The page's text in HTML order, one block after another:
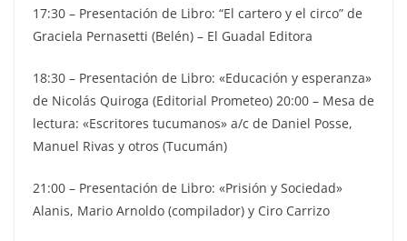
17:30 – Presentación de Libro: “El cartero y el circo” de
Graciela Pernasetti (Belén) – El Guadal Editora
18:30 – Presentación de Libro: «Educación y esperanza»
de Nicolás Quiroga (Editorial Prometeo) 20:00 – Mesa de
lectura: «Escritores tucumanos» a/c de Daniel Posse,
Manuel Rivas y otros (Tucumán)
21:00 – Presentación de Libro: «Prisión y Sociedad»
Alanis, Mario Arnoldo (compilador) y Ciro Carrizo